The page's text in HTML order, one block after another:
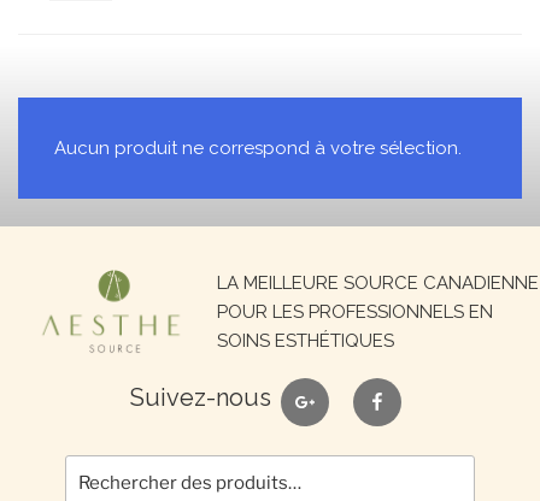
Aucun produit ne correspond à votre sélection.
LA MEILLEURE SOURCE CANADIENNE
POUR LES PROFESSIONNELS EN
SOINS ESTHÉTIQUES
Suivez-nous google facebook
Recherche
pour :